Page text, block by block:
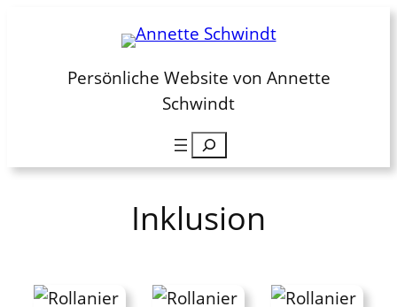
springenPersönliche Website von Annette
Schwindt
Suchen
Inklusion